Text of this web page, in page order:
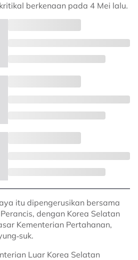
berkenaan pada 4 Mei lalu.
itu dipengerusikan bersama
dengan Korea Selatan
Kementerian Pertahanan,
Luar Korea Selatan